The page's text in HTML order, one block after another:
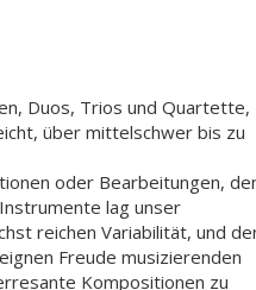
Duos, Trios und Quartette,
über mittelschwer bis zu
oder Bearbeitungen,
lag unser
reichen Variabilität, und
Freude musizierenden
Kompositionen zu